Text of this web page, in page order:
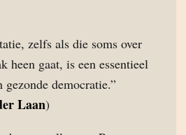
zelfs als die soms over
heen gaat, is een essentieel
gezonde democratie.”
Laan)